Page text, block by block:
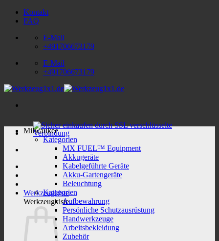
Zum
Inhalt
Kontakt
FAQ
E-Mail
+491706673179
E-Mail
+491706673179
Werkzeugkiste
Werkzeugkiste
Milwaukee
Kategorien
MX FUEL™ Equipment
Akkugeräte
Kabelgeführte Geräte
Akku-Gartengeräte
Beleuchtung
Kategorien
Aufbewahrung
Persönliche Schutzausrüstung
Handwerkzeuge
Arbeitsbekleidung
Zubehör